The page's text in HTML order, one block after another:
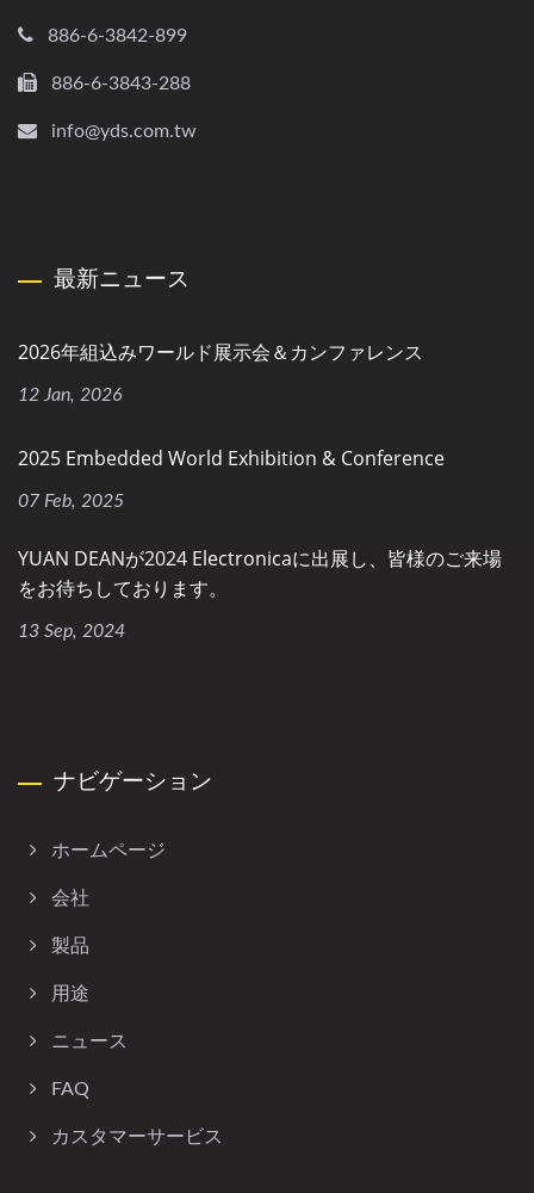
886-6-3842-899
886-6-3843-288
info@yds.com.tw
最新ニュース
2026年組込みワールド展示会＆カンファレンス
12 Jan, 2026
2025 Embedded World Exhibition & Conference
07 Feb, 2025
YUAN DEANが2024 Electronicaに出展し、皆様のご来場
をお待ちしております。
13 Sep, 2024
ナビゲーション
ホームページ
会社
製品
用途
ニュース
FAQ
カスタマーサービス